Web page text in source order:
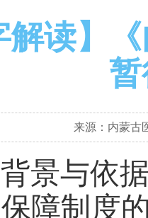
解读】
来源：内蒙古
景与依
障制度